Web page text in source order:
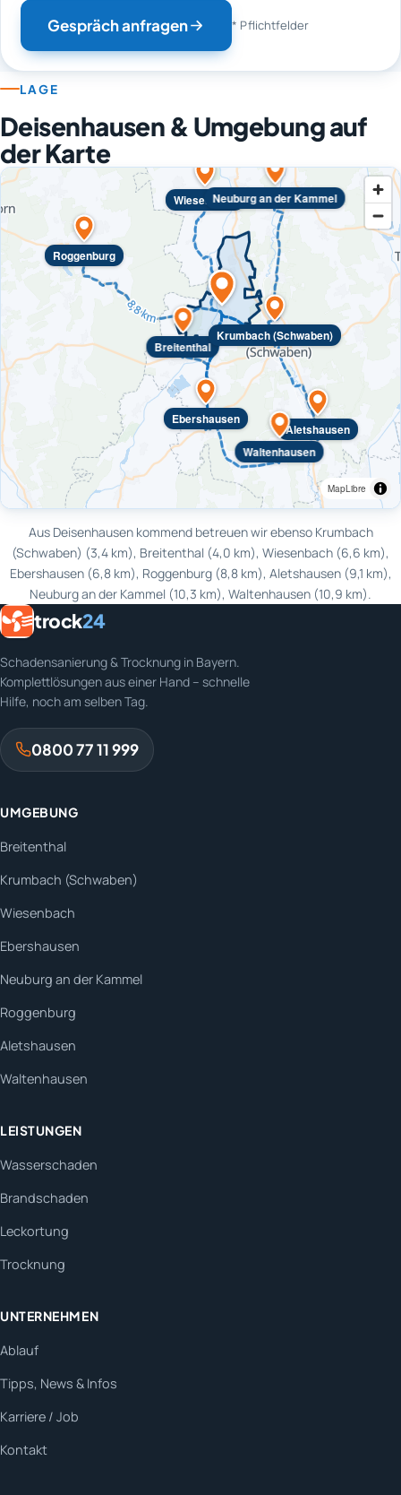
Gespräch anfragen * Pflichtfelder
LAGE
Deisenhausen & Umgebung auf
der Karte
Breitenthal
Krumbach (Schwaben)
Wiesenbach
Ebershausen
Neuburg an der Kammel
Roggenburg
Aletshausen
Waltenhausen
MapLibre
Aus Deisenhausen kommend betreuen wir ebenso Krumbach
(Schwaben) (3,4 km), Breitenthal (4,0 km), Wiesenbach (6,6 km),
Ebershausen (6,8 km), Roggenburg (8,8 km), Aletshausen (9,1 km),
Neuburg an der Kammel (10,3 km), Waltenhausen (10,9 km).
trock24
Schadensanierung & Trocknung in Bayern.
Komplettlösungen aus einer Hand – schnelle
Hilfe, noch am selben Tag.
0800 77 11 999
UMGEBUNG
Breitenthal
Krumbach (Schwaben)
Wiesenbach
Ebershausen
Neuburg an der Kammel
Roggenburg
Aletshausen
Waltenhausen
LEISTUNGEN
Wasserschaden
Brandschaden
Leckortung
Trocknung
UNTERNEHMEN
Ablauf
Tipps, News & Infos
Karriere / Job
Kontakt